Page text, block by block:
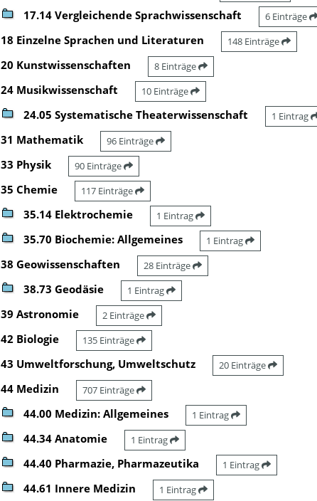
17.14 Vergleichende Sprachwissenschaft 6 Einträge
18 Einzelne Sprachen und Literaturen 148 Einträge
20 Kunstwissenschaften 8 Einträge
24 Musikwissenschaft 10 Einträge
24.05 Systematische Theaterwissenschaft 1 Eintrag
31 Mathematik 96 Einträge
33 Physik 90 Einträge
35 Chemie 117 Einträge
35.14 Elektrochemie 1 Eintrag
35.70 Biochemie: Allgemeines 1 Eintrag
38 Geowissenschaften 28 Einträge
38.73 Geodäsie 1 Eintrag
39 Astronomie 2 Einträge
42 Biologie 135 Einträge
43 Umweltforschung, Umweltschutz 20 Einträge
44 Medizin 707 Einträge
44.00 Medizin: Allgemeines 1 Eintrag
44.34 Anatomie 1 Eintrag
44.40 Pharmazie, Pharmazeutika 1 Eintrag
44.61 Innere Medizin 1 Eintrag